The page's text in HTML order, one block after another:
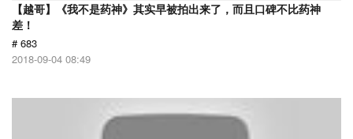
【越哥】《我不是药神》其实早被拍出来了，而且口碑不比药神
差！
# 683
2018-09-04 08:49